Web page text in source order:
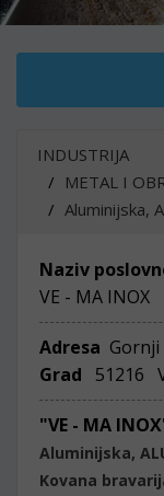
INDUSTRIJA
METAL I
Aluminijska,
Naziv
VE - MA INOX
Adresa
Grad
51216
"VE - MA
Aluminijska,
Kovana